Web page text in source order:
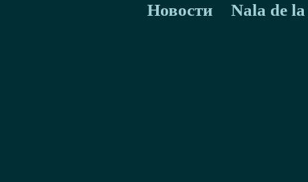
Новости Nala de